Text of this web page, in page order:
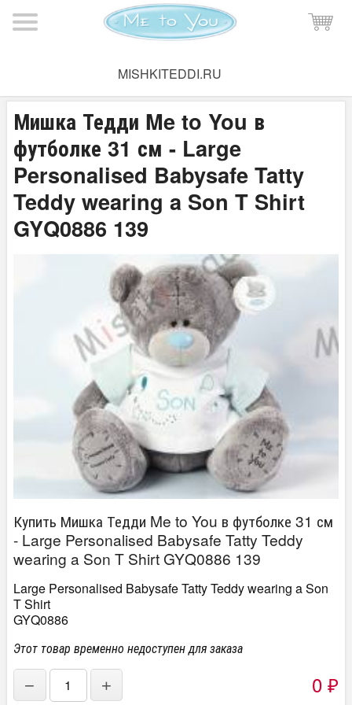
MISHKITEDDI.RU
Мишка Тедди Me to You в
футболке 31 см - Large
Personalised Babysafe Tatty
Teddy wearing a Son T Shirt
GYQ0886 139
Купить Мишка Тедди Me to You в футболке 31 см
- Large Personalised Babysafe Tatty Teddy
wearing a Son T Shirt GYQ0886 139
Large Personalised Babysafe Tatty Teddy wearing a Son
T Shirt
GYQ0886
Этот товар временно недоступен для заказа
− + 0 ₽